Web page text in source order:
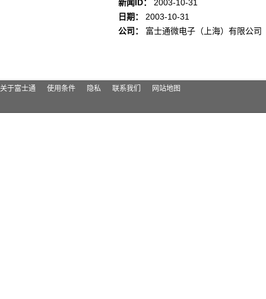
新闻ID：
2003-10-31
日期：
2003-10-31
公司：
富士通微电子（上海）有限公司
关于富士通 使用条件 隐私 联系我们 网站地图